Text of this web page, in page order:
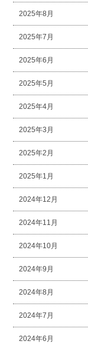
2025年8月
2025年7月
2025年6月
2025年5月
2025年4月
2025年3月
2025年2月
2025年1月
2024年12月
2024年11月
2024年10月
2024年9月
2024年8月
2024年7月
2024年6月